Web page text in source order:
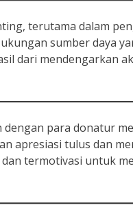
terutama dalam
sumber daya
dari mendengarkan
para donatur
apresiasi tulus dan
termotivasi untuk